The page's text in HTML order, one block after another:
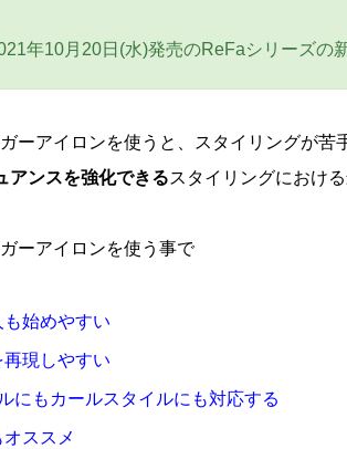
年10月20日(水)発売のReFaシリーズの
ーアイロンを使うと、スタイリングが
アンスを強化できるスタイリングにおけ
ーアイロンを使う事で
始めやすい
現しやすい
にもカールスタイルにも対応する
ススメ